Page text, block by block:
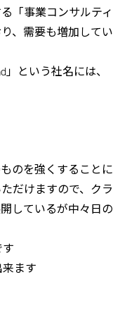
「事業コンサルテ
、需要も増加して
という社名には
のを強くすること
だけますので、ク
しているが中々日
ます